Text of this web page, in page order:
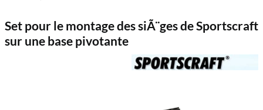
Set pour le montage des siÃ¨ges de Sportscraft
sur une base pivotante